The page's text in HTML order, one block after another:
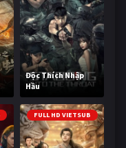
Độc Thích Nhập
Hầu
FULL HD VIETSUB